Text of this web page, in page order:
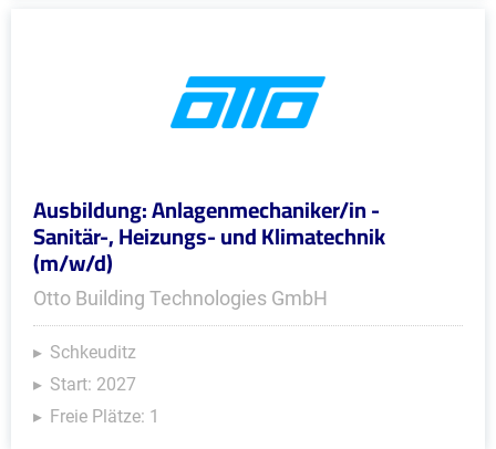
Ausbildung: Anlagenmechaniker/in -
Sanitär-, Heizungs- und Klimatechnik
(m/w/d)
Otto Building Technologies GmbH
Schkeuditz
Start: 2027
Freie Plätze: 1